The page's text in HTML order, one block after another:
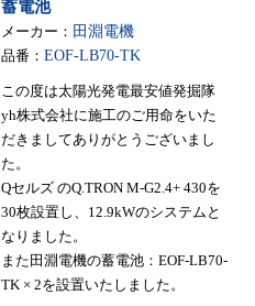
蓄電池
メーカー： 田淵電機
品番： EOF-LB70-TK
この度は太陽光発電最安値発掘隊
yh株式会社に施工のご用命をいた
だきましてありがとうございまし
た。
Qセルズ のQ.TRON M-G2.4+ 430を
30枚設置し、12.9kWのシステムと
なりました。
また田淵電機の蓄電池：EOF-LB70-
TK × 2を設置いたしました。